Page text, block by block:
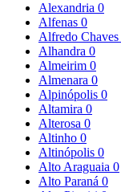
Alexandria 0
Alfenas 0
Alfredo Chaves
Alhandra 0
Almeirim 0
Almenara 0
Alpinópolis 0
Altamira 0
Alterosa 0
Altinho 0
Altinópolis 0
Alto Araguaia 0
Alto Paraná 0